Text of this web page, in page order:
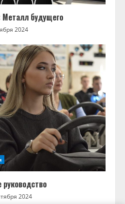
будущего
2024
2024